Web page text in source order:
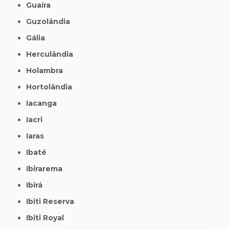
Guaíra
Guzolândia
Gália
Herculândia
Holambra
Hortolândia
Iacanga
Iacri
Iaras
Ibaté
Ibirarema
Ibirá
Ibiti Reserva
Ibiti Royal